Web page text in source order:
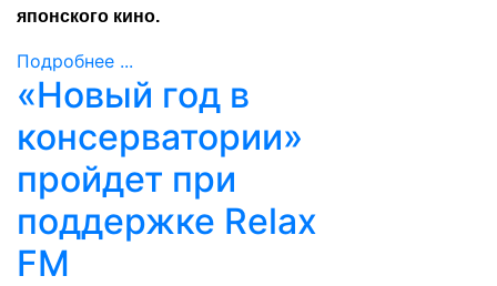
японского кино.
Подробнее ...
«Новый год в
консерватории»
пройдет при
поддержке Relax
FM